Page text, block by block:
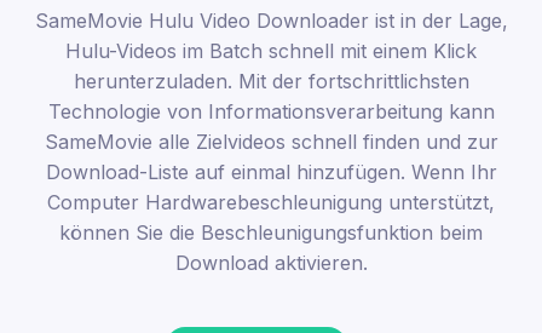
SameMovie Hulu Video Downloader ist in der Lage,
Hulu-Videos im Batch schnell mit einem Klick
herunterzuladen. Mit der fortschrittlichsten
Technologie von Informationsverarbeitung kann
SameMovie alle Zielvideos schnell finden und zur
Download-Liste auf einmal hinzufügen. Wenn Ihr
Computer Hardwarebeschleunigung unterstützt,
können Sie die Beschleunigungsfunktion beim
Download aktivieren.